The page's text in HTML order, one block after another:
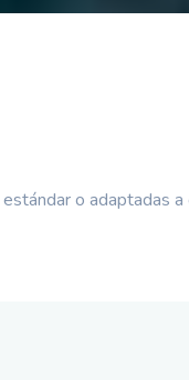
o adaptadas a